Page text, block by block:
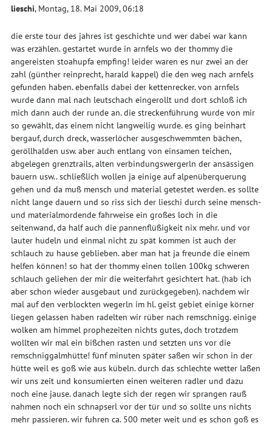
lieschi, Montag, 18. Mai 2009, 06:18
die erste tour des jahres ist geschichte und wer dabei war kann
was erzählen. gestartet wurde in arnfels wo der thommy die
angereisten stoahupfa empfing! leider waren es nur zwei an der
zahl (günther reinprecht, harald kappel) die den weg nach arnfels
gefunden haben. ebenfalls dabei der kettenrecker. von arnfels
wurde dann mal nach leutschach eingerollt und dort schloß ich
mich dann auch der runde an. die streckenführung wurde von mir
so gewählt, das einem nicht langweilig wurde. es ging beinhart
bergauf, durch dreck, wasserlöcher ausgeschwemmten bächen,
geröllhalden usw. aber auch entlang von einsamen teichen,
abgelegen grenztrails, alten verbindungswergerln der ansässigen
bauern usw.. schließlich wollen ja einige auf alpenüberquerung
gehen und da muß mensch und material getestet werden. es sollte
nicht lange dauern und so riss sich der lieschi durch seine mensch-
und materialmordende fahrweise ein großes loch in die
seitenwand, da half auch die pannenflüßigkeit nix mehr. und vor
lauter hudeln und einmal nicht zu spät kommen ist auch der
schlauch zu hause geblieben. aber man hat ja freunde die einem
helfen können! so hat der thommy einen tollen 100kg schweren
schlauch geliehen der mir die weiterfahrt gesichtert hat. (hab ich
aber schon wieder ausgebaut und zurückgegeben). nachdem wir
mal auf den verblockten wegerln im hl. geist gebiet einige körner
liegen gelassen haben radelten wir rüber nach remschnigg. einige
wolken am himmel prophezeiten nichts gutes, doch trotzdem
wollten wir mal ein bißchen rasten und setzten uns vor die
remschniggalmhütte! fünf minuten später saßen wir schon in der
hütte weil es goß wie aus kübeln. durch das schlechte wetter laßen
wir uns zeit und konsumierten einen weiteren radler und dazu
noch eine jause. danach legte sich der regen wir sprangen rauß
nahmen noch ein schnapserl vor der tür und so sollte uns nichts
mehr passieren. wir fuhren ca. 500 meter weit und es schon goß es